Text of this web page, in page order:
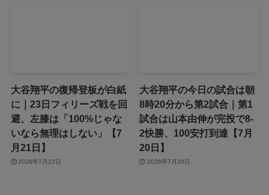
大谷翔平の復帰登板が白紙
に｜23日フィリーズ戦を回
避、左膝は「100%じゃな
いなら無理はしない」【7
月21日】
2026年7月22日
大谷翔平の今日の試合は朝
8時20分から第2試合｜第1
試合は山本由伸が完投で8-
2快勝、100安打到達【7月
20日】
2026年7月20日